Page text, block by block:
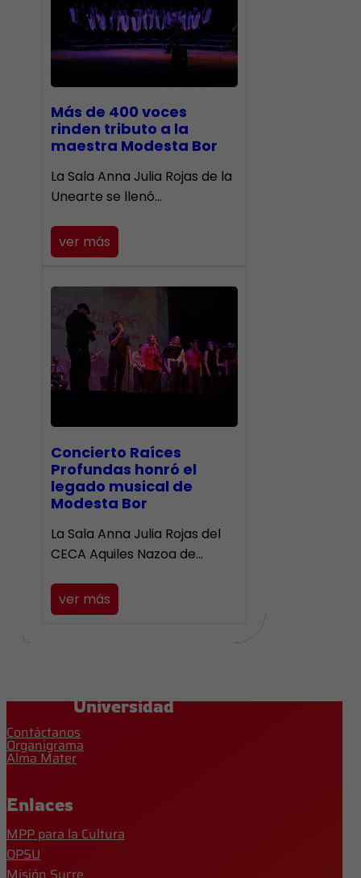
Más de 400 voces
rinden tributo a la
maestra Modesta Bor
​La Sala Anna Julia Rojas de la
Unearte se llenó…
ver más
​Concierto Raíces
Profundas honró el
legado musical de
Modesta Bor
La Sala Anna Julia Rojas del
CECA Aquiles Nazoa de…
ver más
Universidad
Contáctanos
Organigrama
Alma Mater
Enlaces
MPP para la Cultura
OPSU
Misión Sucre